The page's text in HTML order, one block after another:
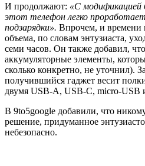
И продолжают: «С модификацией
этот телефон легко
подзарядки». Впрочем, и времени
объема, по словам энтузиаста,
семи часов. Он также добавил,
аккумуляторные элементы,
сколько конкретно, не уточнил).
получившийся гаджет весит
двумя USB-A, USB-C, micro-USB
В 9to5google добавили, что
решение, придуманное
небезопасно.